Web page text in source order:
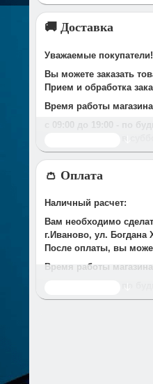
🚚 Доставка
Уважаемые покупатели!
Вы можете заказать
Прием и обработка
Время работы
с 09:00 дo 19:00
- по
Срок доставки
У компании есть
Стоимость доставки
*Доставка
👛 Оплата
Наличный расчет:
Вам необходимо
г.Иваново, ул. Богдана
После оплаты, вы
Время работы
Оплата товара по
трехдневный срок.